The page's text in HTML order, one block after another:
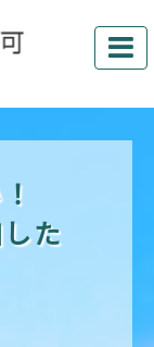
た